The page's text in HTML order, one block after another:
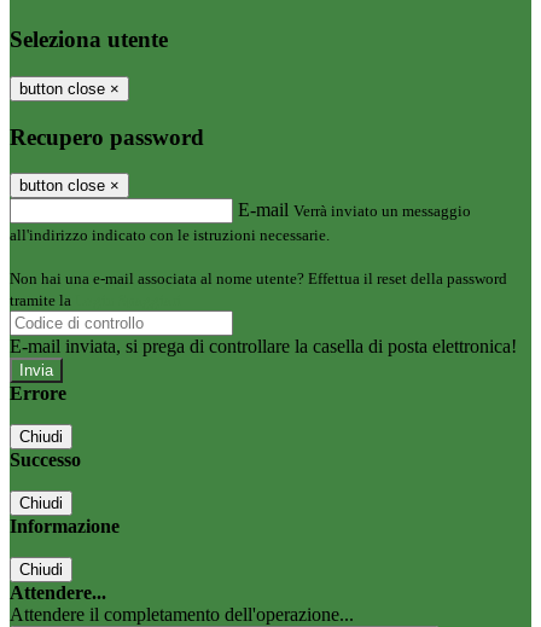
Seleziona utente
button close ×
Recupero password
button close ×
E-mail Verrà inviato un messaggio
all'indirizzo indicato con le istruzioni necessarie.
Non hai una e-mail associata al nome utente? Effettua il reset della password
tramite la
E-mail inviata, si prega di controllare la casella di posta elettronica!
Errore
Chiudi
Successo
Chiudi
Informazione
Chiudi
Attendere...
Attendere il completamento dell'operazione...